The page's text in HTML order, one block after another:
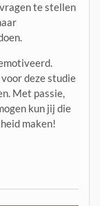
te stellen
deze studie
Met passie,
kun jij die
maken!